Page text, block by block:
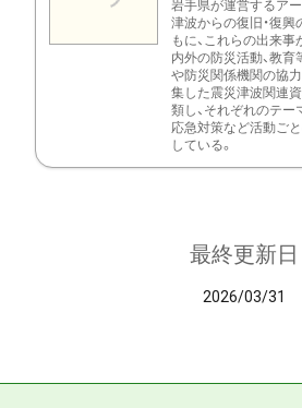
岩手県が運営するア
津波からの復旧・復
もに、これらの出来
内外の防災活動、教育
や防災関係機関の協
集した震災津波関連
類し、それぞれのテ
応急対策など活動ご
している。
最終更新日
2026/03/31